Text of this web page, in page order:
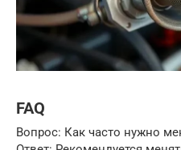
FAQ
Вопрос: Как часто нужно